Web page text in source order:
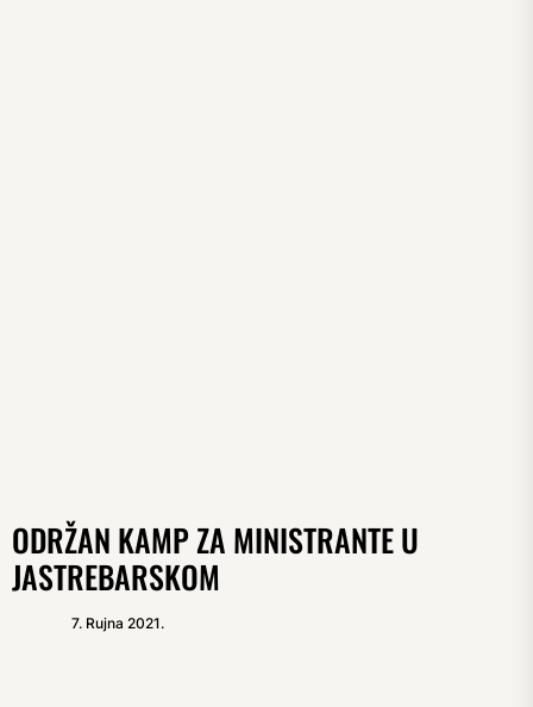
ODRŽAN KAMP ZA MINISTRANTE U
JASTREBARSKOM
7. Rujna 2021.